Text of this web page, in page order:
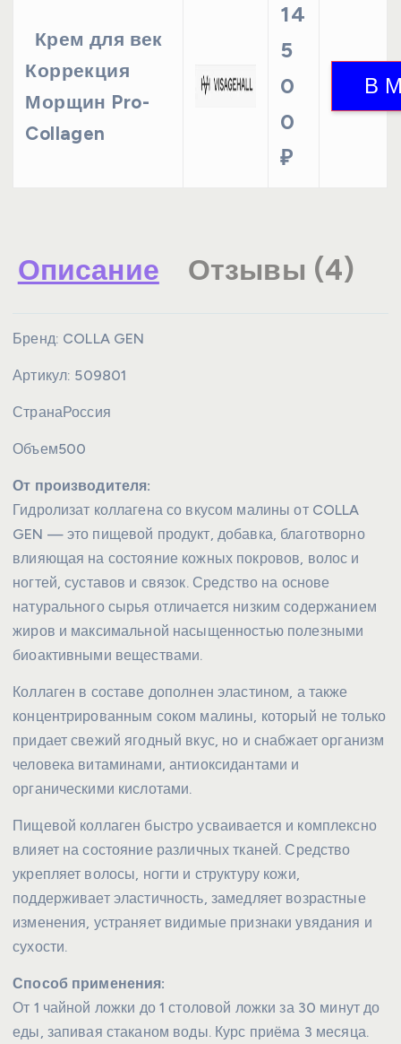
Крем для век
Коррекция
Морщин Pro-
Collagen
14
5
0
0
₽
Описание Отзывы (4)
Бренд: COLLA GEN
Артикул: 509801
СтранаРоссия
Объем500
От производителя:
Гидролизат коллагена со вкусом малины от COLLA
GEN — это пищевой продукт, добавка, благотворно
влияющая на состояние кожных покровов, волос и
ногтей, суставов и связок. Средство на основе
натурального сырья отличается низким содержанием
жиров и максимальной насыщенностью полезными
биоактивными веществами.
Коллаген в составе дополнен эластином, а также
концентрированным соком малины, который не только
придает свежий ягодный вкус, но и снабжает организм
человека витаминами, антиоксидантами и
органическими кислотами.
Пищевой коллаген быстро усваивается и комплексно
влияет на состояние различных тканей. Средство
укрепляет волосы, ногти и структуру кожи,
поддерживает эластичность, замедляет возрастные
изменения, устраняет видимые признаки увядания и
сухости.
Способ применения:
От 1 чайной ложки до 1 столовой ложки за 30 минут до
еды, запивая стаканом воды. Курс приёма 3 месяца.